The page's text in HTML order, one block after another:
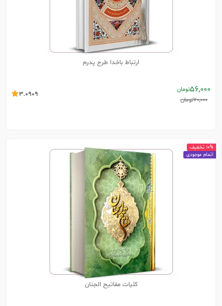
ارتباط باخدا طرح پدرم
56,000تومان
70,000تومان
3.0909
کلیات مفاتیح الجنان
10% تخفیف
اتمام موجودی